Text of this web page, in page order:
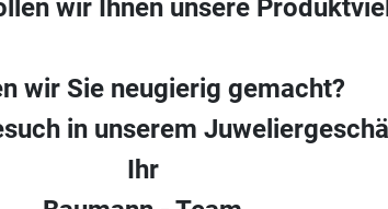
wir Ihnen unsere
wir Sie neugierig gemacht?
in unserem
Ihr